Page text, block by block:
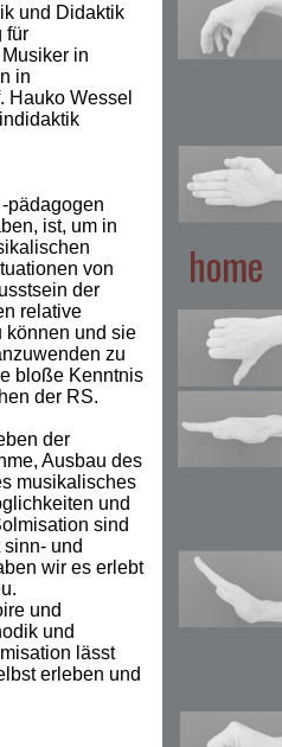
home
und Didaktik
für
in
in
Hauko Wessel
pädagogen
ist, um in
von
der
relative
können und sie
zu
bloße Kenntnis
der RS.
der
Ausbau des
musikalisches
und
sind
und
wir es erlebt
und
und
lässt
erleben und